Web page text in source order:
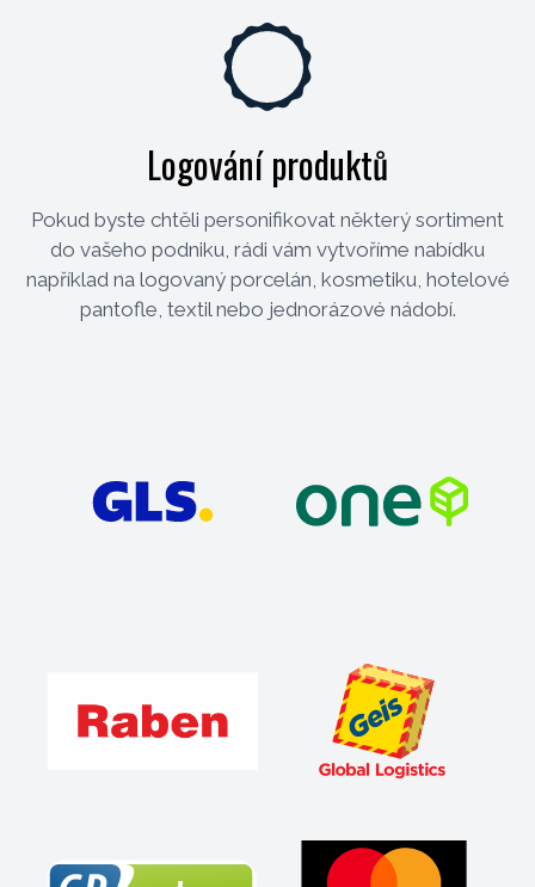
Logování produktů
Pokud byste chtěli personifikovat některý sortiment
do vašeho podniku, rádi vám vytvoříme nabídku
například na logovaný porcelán, kosmetiku, hotelové
pantofle, textil nebo jednorázové nádobí.